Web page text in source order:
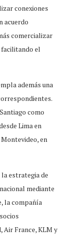
conexiones
acuerdo
comercializar
facilitando el
además una
como
Lima en
en
la estrategia de
mediante
la compañía
Air France, KLM y